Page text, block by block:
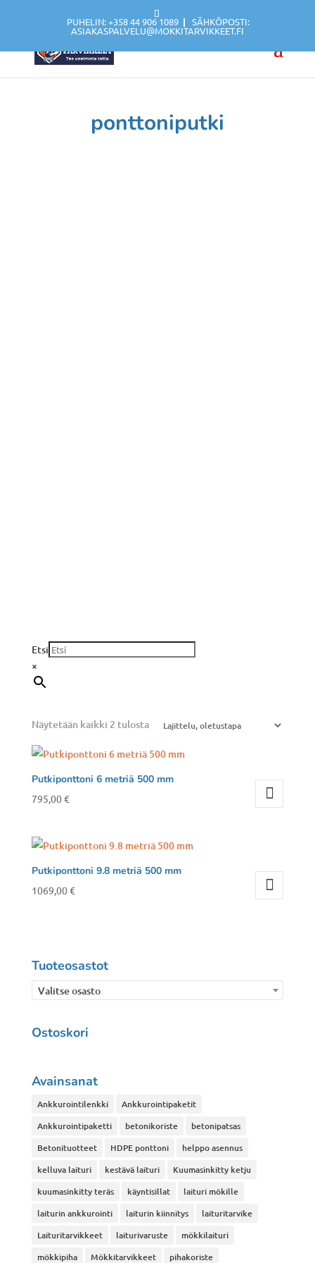
PUHELIN: +358 44 906 1089 |SÄHKÖPOSTI:
ASIAKASPALVELU@MOKKITARVIKKEET.FI
ponttoniputki
Etsi
×
Näytetään kaikki 2 tulosta
Putkiponttoni 6 metriä 500 mm
795,00€
Putkiponttoni 9.8 metriä 500 mm
1069,00€
Tuoteosastot
Valitse osasto
Ostoskori
Avainsanat
Ankkurointilenkki
Ankkurointipaketit
Ankkurointipaketti
betonikoriste
betonipatsas
Betonituotteet
HDPE ponttoni
helppo asennus
kelluva laituri
kestävä laituri
Kuumasinkitty ketju
kuumasinkitty teräs
käyntisillat
laituri mökille
laiturin ankkurointi
laiturin kiinnitys
laituritarvike
Laituritarvikkeet
laiturivaruste
mökkilaituri
mökkipiha
Mökkitarvikkeet pihakoriste